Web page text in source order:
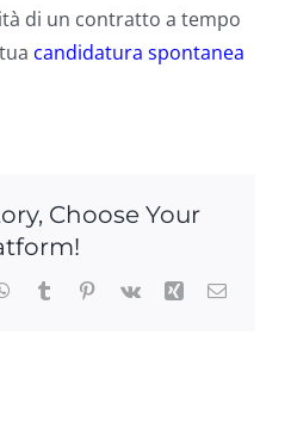
di un contratto a tempo
candidatura spontanea
Choose Your
WhatsApp
TumblrPinterest
Vk Xing Email